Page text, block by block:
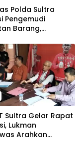
Polda Sultra
Pengemudi
Barang,
Demi
Sultra Gelar Rapat
Lukman
Arahkan